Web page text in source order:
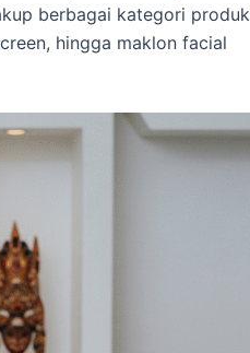
berbagai kategori produk
hingga maklon facial